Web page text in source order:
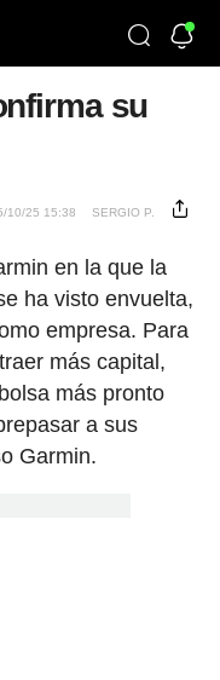
su
10/25 15:38 SERGIO P.
en la que la
ha visto envuelta,
empresa. Para
más capital,
más pronto
a sus
Garmin.